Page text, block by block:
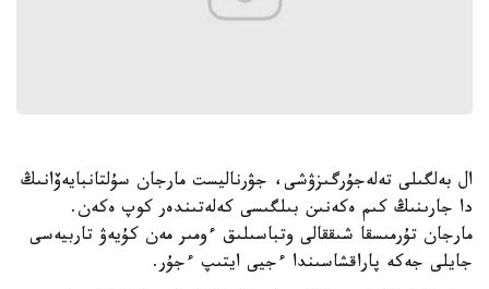
ال بەلگىلى تەلەجۇرگىزۋشى، جۋرناليست مارجان سۇلتانبايەۆانىڭ
دا جارىنىڭ كىم ەكەنىن بىلگىسى كەلەتىندەر كوپ ەكەن.
مارجان تۇرمىسقا شىققالى وتباسىلىق ءومىر مەن كۇيەۋ تاربيەسى
جايلى جەكە پاراقشاسىندا ءجيى ايتىپ ءجۇر.